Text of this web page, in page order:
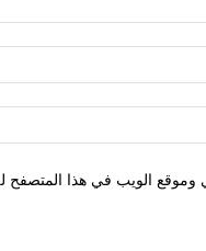
وموقع الويب في هذا المتصفح